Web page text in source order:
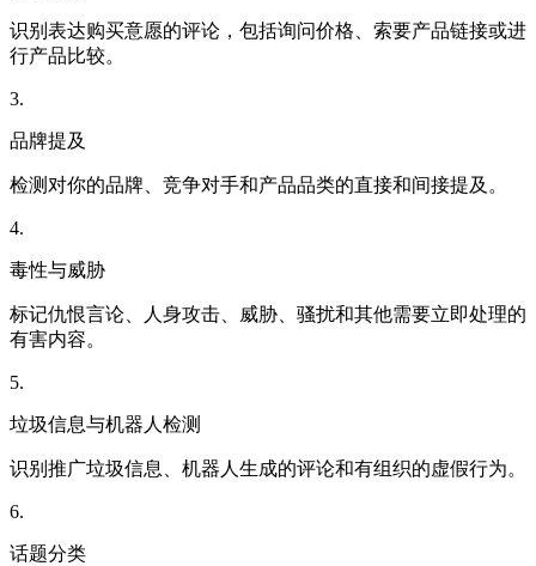
识别表达购买意愿的评论，包括询问价格、索要产品链接或进
行产品比较。
3.
品牌提及
检测对你的品牌、竞争对手和产品品类的直接和间接提及。
4.
毒性与威胁
标记仇恨言论、人身攻击、威胁、骚扰和其他需要立即处理的
有害内容。
5.
垃圾信息与机器人检测
识别推广垃圾信息、机器人生成的评论和有组织的虚假行为。
6.
话题分类